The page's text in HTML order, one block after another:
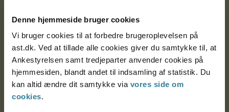
Denne hjemmeside bruger cookies
Vi bruger cookies til at forbedre brugeroplevelsen på
ast.dk. Ved at tillade alle cookies giver du samtykke til, at
Ankestyrelsen samt tredjeparter anvender cookies på
hjemmesiden, blandt andet til indsamling af statistik. Du
kan altid ændre dit samtykke via vores side om
cookies.
Ankestyrelsen
Postadresse:
Nytorv 7, 2. sal
9000 Aalborg